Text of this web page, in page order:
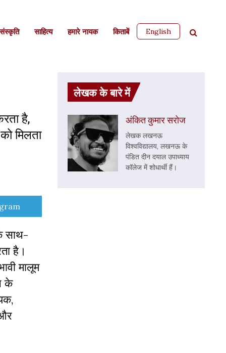
साहित्‍य हमारे नायक किताबें English
है,
मिलता
साथ-
है।
मालूम
के
लेखक के बारे में
अंकित कुमार सरोज
लेखक लखनऊ
विश्वविद्यालय, लखनऊ के
पंडित दीन दयाल उपाध्याय
कॉलेज में शोधार्थी हैं।